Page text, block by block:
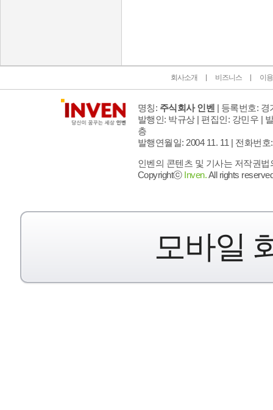
회사소개 비즈니스 이
명칭: 주식회사 인벤 | 등록번호: 경
발행인: 박규상 | 편집인: 강민우 |
층
발행연월일: 2004 11. 11 | 전화번호
인벤의 콘텐츠 및 기사는 저작권
Copyrightⓒ Inven.All rights
모바일